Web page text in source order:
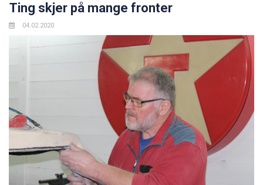
Ting skjer på mange fronter
04.02.2020